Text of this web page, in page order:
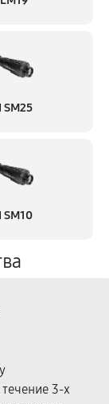
SM25
SM10
3-х